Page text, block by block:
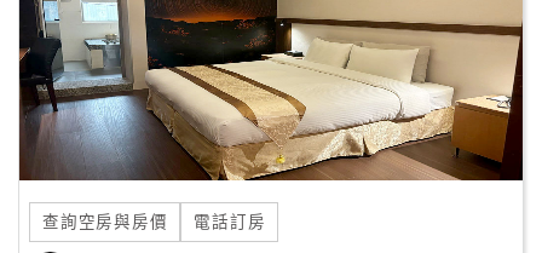
商
合
作
伴
計
劃
查詢空房與房價 電話訂房